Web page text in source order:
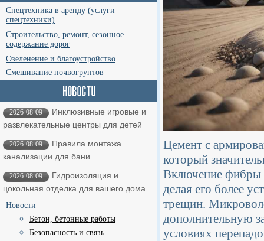
Спецтехника в аренду (услуги
спецтехники)
Строительство, ремонт, сезонное
содержание дорог
Озеленение и благоустройство
Смешивание почвогрунтов
2026-08-09
Инклюзивные игровые и
развлекательные центры для детей
2026-08-09
Правила монтажа
канализации для бани
2026-08-09
Гидроизоляция и
цокольная отделка для вашего дома
Новости
Бетон, бетонные работы
Безопасность и связь
Цемент с
который
Включение фибры
делая его более
трещин.
дополнительную
условиях